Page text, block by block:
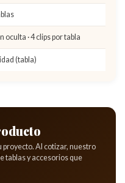
oculta · 4 clips por tabla
(tabla)
Al cotizar, nuestro
tablas y accesorios que